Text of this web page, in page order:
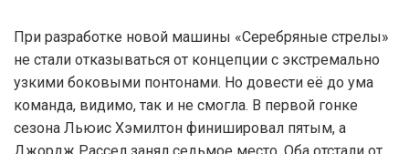
При разработке новой машины «Серебряные стрелы»
не стали отказываться от концепции с экстремально
узкими боковыми понтонами. Но довести её до ума
команда, видимо, так и не смогла. В первой гонке
сезона Льюис Хэмилтон финишировал пятым, а
Джордж Рассел занял седьмое место. Оба отстали от